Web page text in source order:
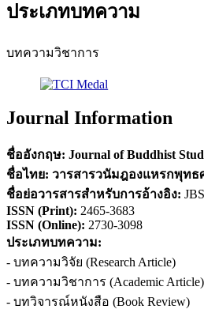
ประเภทบทความ
บทความวิชาการ
Journal Information
ชื่ออังกฤษ: Journal of Buddhist
ชื่อไทย: วารสารวนัมฎองแหรกพุทธ
ชื่อย่อวารสารสำหรับการอ้างอิง:
ISSN (Print): 2465-3683
ISSN (Online): 2730-3098
ประเภทบทความ:
- บทความวิจัย (Research Article)
- บทความวิชาการ (Academic Article)
- บทวิจารณ์หนังสือ (Book Review)